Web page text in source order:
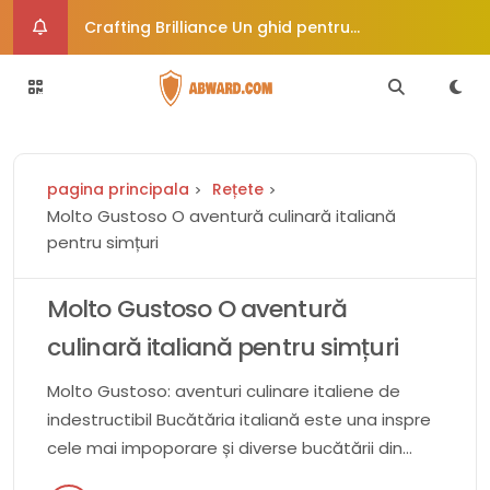
Crafting Brilliance Un ghid pentru
îmbunătățirea creativă a imaginii
Cum vă poate ajuta dieta paleo să vă
călătorește în timp în stil
6 moduri de a trata afecțiunile comune ale
pielii
Crafty Corners Idei creative de cadouri DIY
pentru suflete pline de artă
pagina principala Rețete
Molto Gustoso O aventură culinară italiană
pentru simțuri
Molto Gustoso O aventură
culinară italiană pentru simțuri
Molto Gustoso: aventuri culinare italiene de
indestructibil Bucătăria italiană este una inspre
cele mai impoporare și diverse bucătării din